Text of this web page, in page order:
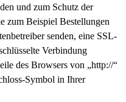
und zum Schutz der
zum Beispiel Bestellungen
senden, eine SSL-
Verbindung
des Browsers von „http://“
Symbol in Ihrer